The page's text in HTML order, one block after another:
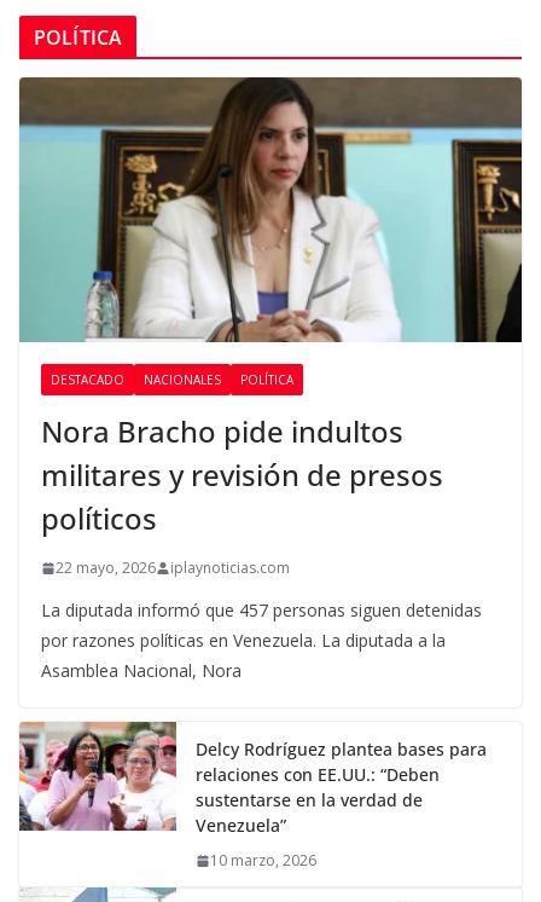
POLÍTICA
DESTACADO NACIONALES POLÍTICA
Nora Bracho pide indultos
militares y revisión de presos
políticos
22 mayo, 2026 iplaynoticias.com
La diputada informó que 457 personas siguen detenidas
por razones políticas en Venezuela. La diputada a la
Asamblea Nacional, Nora
Delcy Rodríguez plantea bases para
relaciones con EE.UU.: “Deben
sustentarse en la verdad de
Venezuela”
10 marzo, 2026